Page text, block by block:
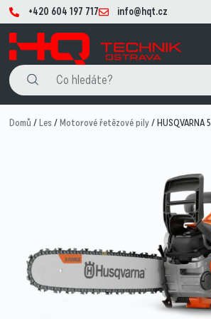
+420 604 197 717 info@hqt.cz
Domů /Les/Motorové řetězové pily/ HUSQVARNA